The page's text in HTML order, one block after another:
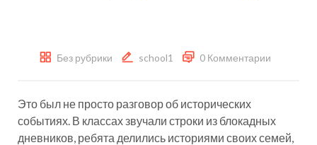
Без рубрики school1 0 Комментарии
Это был не просто разговор об исторических
событиях. В классах звучали строки из блокадных
дневников, ребята делились историями своих семей,